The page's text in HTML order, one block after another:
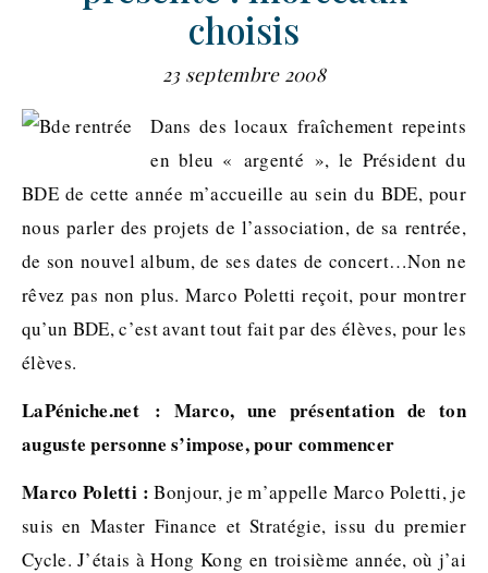
choisis
23 septembre 2008
Dans des locaux fraîchement repeints
en bleu « argenté », le Président du
BDE de cette année m’accueille au sein du BDE, pour
nous parler des projets de l’association, de sa rentrée,
de son nouvel album, de ses dates de concert…Non ne
rêvez pas non plus. Marco Poletti reçoit, pour montrer
qu’un BDE, c’est avant tout fait par des élèves, pour les
élèves.
LaPéniche.net : Marco, une présentation de ton
auguste personne s’impose, pour commencer
Marco Poletti : Bonjour, je m’appelle Marco Poletti, je
suis en Master Finance et Stratégie, issu du premier
Cycle. J’étais à Hong Kong en troisième année, où j’ai